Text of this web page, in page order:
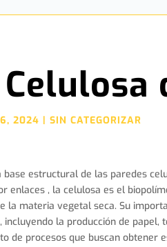
2024 |SIN CATEGORIZAR
estructural de las paredes
enlaces , la celulosa es el
la materia vegetal seca. Su
la producción de papel,
de procesos que buscan